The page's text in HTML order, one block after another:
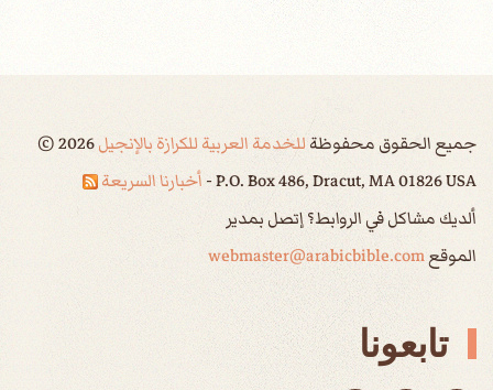
جميع الحقوق محفوظةللخدمة العربية للكرازة بالإنجيل ©2026
P.O. Box 486, Dracut, MA 01826 USA - أخبارنا السريعة
ألديك مشاكل في الروابط؟ إتصل بمدير
الموقعwebmaster@arabicbible.com
تابعونا